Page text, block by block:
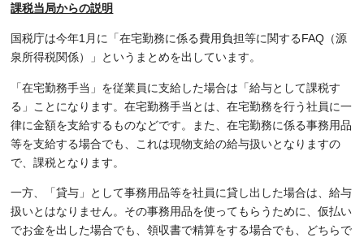
課税当局からの説明
国税庁は今年1月に「在宅勤務に係る費用負担等に関するFAQ（源
泉所得税関係）」というまとめを出しています。
「在宅勤務手当」を従業員に支給した場合は「給与として課税す
る」ことになります。在宅勤務手当とは、在宅勤務を行う社員に一
律に金額を支給するものなどです。また、在宅勤務に係る事務用品
等を支給する場合でも、これは現物支給の給与扱いとなりますの
で、課税となります。
一方、「貸与」として事務用品等を社員に貸し出した場合は、給与
扱いとはなりません。その事務用品を使ってもらうために、仮払い
でお金を出した場合でも、領収書で精算をする場合でも、どちらで